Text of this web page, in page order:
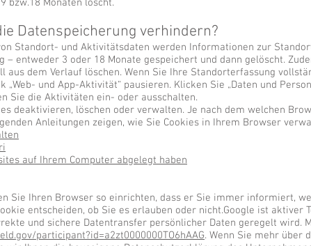
bzw.18 Monaten löscht.
Datenspeicherung verhindern?
Standort- und Aktivitätsdaten werden Informationen zur
entweder 3 oder 18 Monate gespeichert und dann gelöscht.
dem Verlauf löschen. Wenn Sie Ihre Standorterfassung
und App-Aktivität“ pausieren. Klicken Sie „Daten und
Sie die Aktivitäten ein- oder ausschalten.
deaktivieren, löschen oder verwalten. Je nach dem welchen
Anleitungen zeigen, wie Sie Cookies in Ihrem Browser
auf Ihrem Computer abgelegt haben
Sie Ihren Browser so einrichten, dass er Sie immer informiert,
entscheiden, ob Sie es erlauben oder nicht.Google ist aktiver
und sichere Datentransfer persönlicher Daten geregelt wird.
participant?id=a2zt0000000TO6hAAG. Wenn Sie mehr über